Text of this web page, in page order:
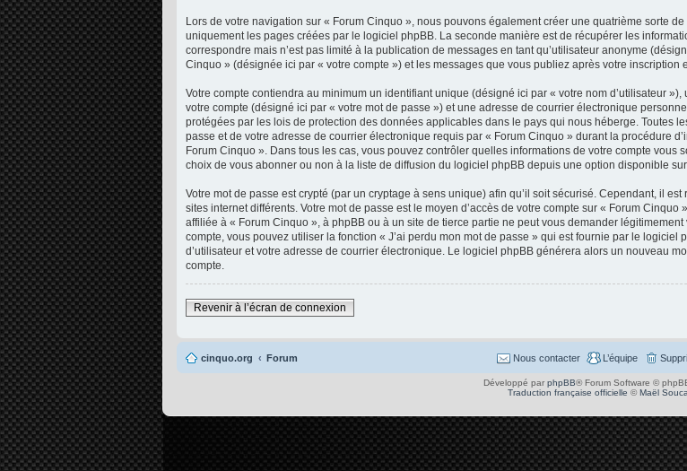
Lors de votre navigation sur « Forum Cinquo », nous pouvons également créer une quatrième sorte
uniquement les pages créées par le logiciel phpBB. La seconde manière est de récupérer les
correspondre mais n’est pas limité à la publication de messages en tant qu’utilisateur anonyme
Cinquo » (désignée ici par « votre compte ») et les messages que vous publiez après votre
Votre compte contiendra au minimum un identifiant unique (désigné ici par « votre nom d’utilisateur
votre compte (désigné ici par « votre mot de passe ») et une adresse de courrier électronique
protégées par les lois de protection des données applicables dans le pays qui nous héberge. Toutes
passe et de votre adresse de courrier électronique requis par « Forum Cinquo » durant la procédure
Forum Cinquo ». Dans tous les cas, vous pouvez contrôler quelles informations de votre compte
choix de vous abonner ou non à la liste de diffusion du logiciel phpBB depuis une option disponible
Votre mot de passe est crypté (par un cryptage à sens unique) afin qu’il soit sécurisé. Cependant, il
sites internet différents. Votre mot de passe est le moyen d’accès de votre compte sur « Forum
affiliée à « Forum Cinquo », à phpBB ou à un site de tierce partie ne peut vous demander
compte, vous pouvez utiliser la fonction « J’ai perdu mon mot de passe » qui est fournie par le
d’utilisateur et votre adresse de courrier électronique. Le logiciel phpBB générera alors un nouveau
compte.
Revenir à l’écran de connexion
cinquo.org Forum L’équipe
Nous contacter
Développé par phpBB® Forum Software ©
Traduction française officielle ©Maël